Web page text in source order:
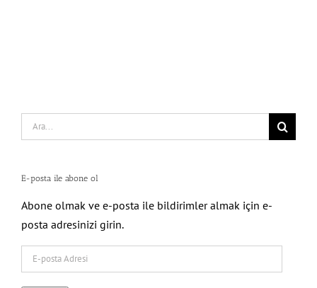
Search
for:
E-posta ile abone ol
Abone olmak ve e-posta ile bildirimler almak için e-
posta adresinizi girin.
posta